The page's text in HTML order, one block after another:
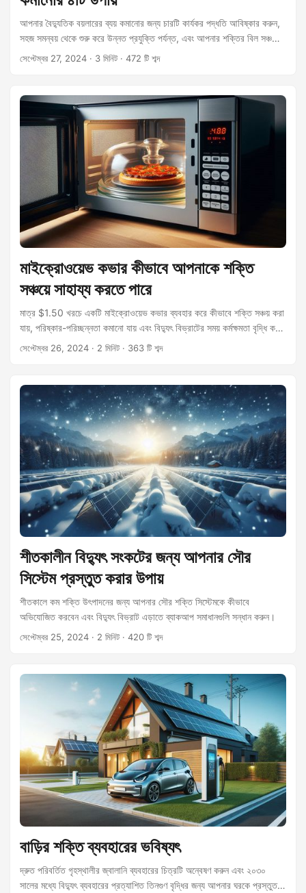
আপনার বৈদ্যুতিক বয়লারের ব্যয় কমানোর জন্য চারটি কার্যকর পদ্ধতি আবিষ্কার করুন,
সহজ সমন্বয় থেকে শুরু করে উন্নত প্রযুক্তি পর্যন্ত, এবং আপনার শক্তির বিল সঞ্চয়ে
সাহায্য করুন।
সেপ্টেম্বর 27, 2024 · 3 মিনিট · 472 টি শব্দ
মাইক্রোওয়েভ কভার কীভাবে আপনাকে শক্তি
সঞ্চয়ে সাহায্য করতে পারে
মাত্র $1.50 খরচে একটি মাইক্রোওয়েভ কভার ব্যবহার করে কীভাবে শক্তি সঞ্চয় করা
যায়, পরিষ্কার-পরিচ্ছন্নতা কমানো যায় এবং বিদ্যুৎ বিভ্রাটের সময় কর্মক্ষমতা বৃদ্ধি করা
যায় তা জানুন।
সেপ্টেম্বর 26, 2024 · 2 মিনিট · 363 টি শব্দ
শীতকালীন বিদ্যুৎ সংকটের জন্য আপনার সৌর
সিস্টেম প্রস্তুত করার উপায়
শীতকালে কম শক্তি উৎপাদনের জন্য আপনার সৌর শক্তি সিস্টেমকে কীভাবে
অভিযোজিত করবেন এবং বিদ্যুৎ বিভ্রাট এড়াতে ব্যাকআপ সমাধানগুলি সন্ধান করুন।
সেপ্টেম্বর 25, 2024 · 2 মিনিট · 420 টি শব্দ
বাড়ির শক্তি ব্যবহারের ভবিষ্যৎ
দ্রুত পরিবর্তিত গৃহস্থালীর জ্বালানি ব্যবহারের চিত্রটি অন্বেষণ করুন এবং ২০৩০
সালের মধ্যে বিদ্যুৎ ব্যবহারের প্রত্যাশিত তিনগুণ বৃদ্ধির জন্য আপনার ঘরকে প্রস্তুত